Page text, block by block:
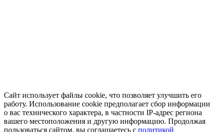
Сайт использует файлы cookie, что позволяет улучшить его
работу. Использование cookie предполагает сбор информации
о вас технического характера, в частности IP-адрес региона
вашего местоположения и другую информацию. Продолжая
пользоваться сайтом, вы соглашаетесь с политикой